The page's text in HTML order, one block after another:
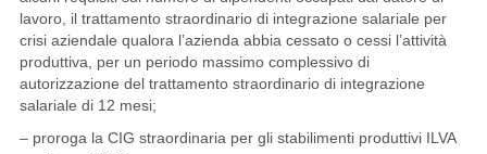
lavoro, il trattamento straordinario di integrazione salariale per
crisi aziendale qualora l’azienda abbia cessato o cessi l’attività
produttiva, per un periodo massimo complessivo di
autorizzazione del trattamento straordinario di integrazione
salariale di 12 mesi;
– proroga la CIG straordinaria per gli stabilimenti produttivi ILVA